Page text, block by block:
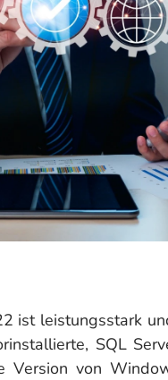
ist leistungsstark
SQL
Version von